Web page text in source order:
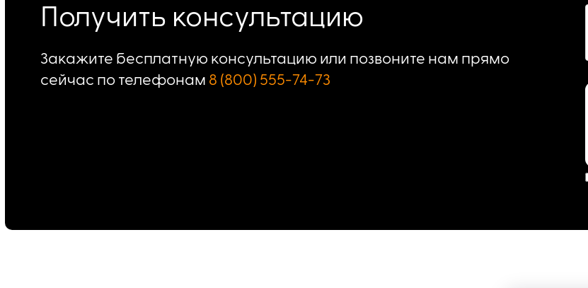
Получить консультацию
Закажите бесплатную консультацию или позвоните нам прямо
сейчас по телефонам 8 (800) 555-74-73